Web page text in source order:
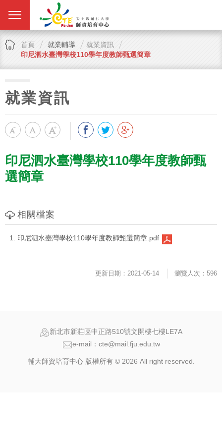
首頁 就業輔導
就業資訊
印尼泗水臺灣學校110學年度教師甄選簡章
就業資訊
印尼泗水臺灣學校110學年度教師甄
選簡章
相關檔案
印尼泗水臺灣學校110學年度教師甄選簡章.pdf
更新日期：2021-05-14 瀏覽人次：596
新北市新莊區中正路510號文開樓七樓LE7A
e-mail：cte@mail.fju.edu.tw
輔大師資培育中心 版權所有 © 2026 All right reserved.